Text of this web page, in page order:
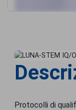
Protocolli di